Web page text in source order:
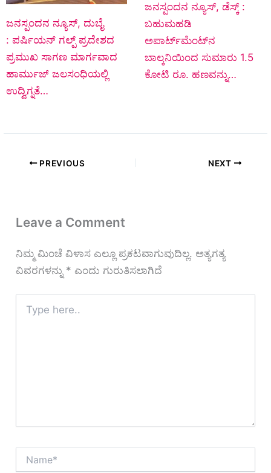
ಜನಸ್ಪಂದನ ನ್ಯೂಸ್‌, ದುಬೈ
: ಪರ್ಷಿಯನ್ ಗಲ್ಪ್ ಪ್ರದೇಶದ
ಪ್ರಮುಖ ಸಾಗಣ ಮಾರ್ಗವಾದ
ಹಾರ್ಮುಜ್ ಜಲಸಂಧಿಯಲ್ಲಿ
ಉದ್ವಿಗ್ನತೆ…
ಜನಸ್ಪಂದನ ನ್ಯೂಸ್, ಡೆಸ್ಕ್ :
ಬಹುಮಹಡಿ
ಅಪಾರ್ಟ್‌ಮೆಂಟ್‌ನ
ಬಾಲ್ಕನಿಯಿಂದ ಸುಮಾರು 1.5
ಕೋಟಿ ರೂ. ಹಣವನ್ನು…
PREVIOUS NEXT
Leave a Comment
ನಿಮ್ಮ ಮಿಂಚೆ ವಿಳಾಸ ಎಲ್ಲೂ ಪ್ರಕಟವಾಗುವುದಿಲ್ಲ. ಅತ್ಯಗತ್ಯ
ವಿವರಗಳನ್ನು * ಎಂದು ಗುರುತಿಸಲಾಗಿದೆ
here..